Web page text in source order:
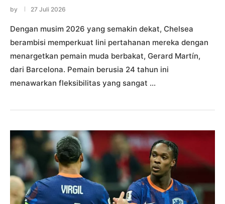
by 27 Juli 2026
Dengan musim 2026 yang semakin dekat, Chelsea
berambisi memperkuat lini pertahanan mereka dengan
menargetkan pemain muda berbakat, Gerard Martín,
dari Barcelona. Pemain berusia 24 tahun ini
menawarkan fleksibilitas yang sangat …